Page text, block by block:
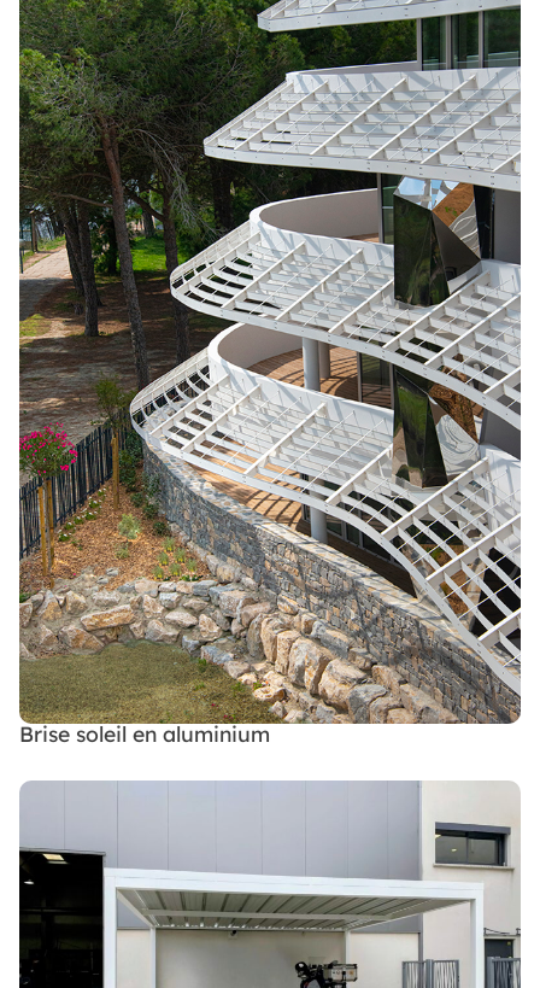
Brise soleil en aluminium